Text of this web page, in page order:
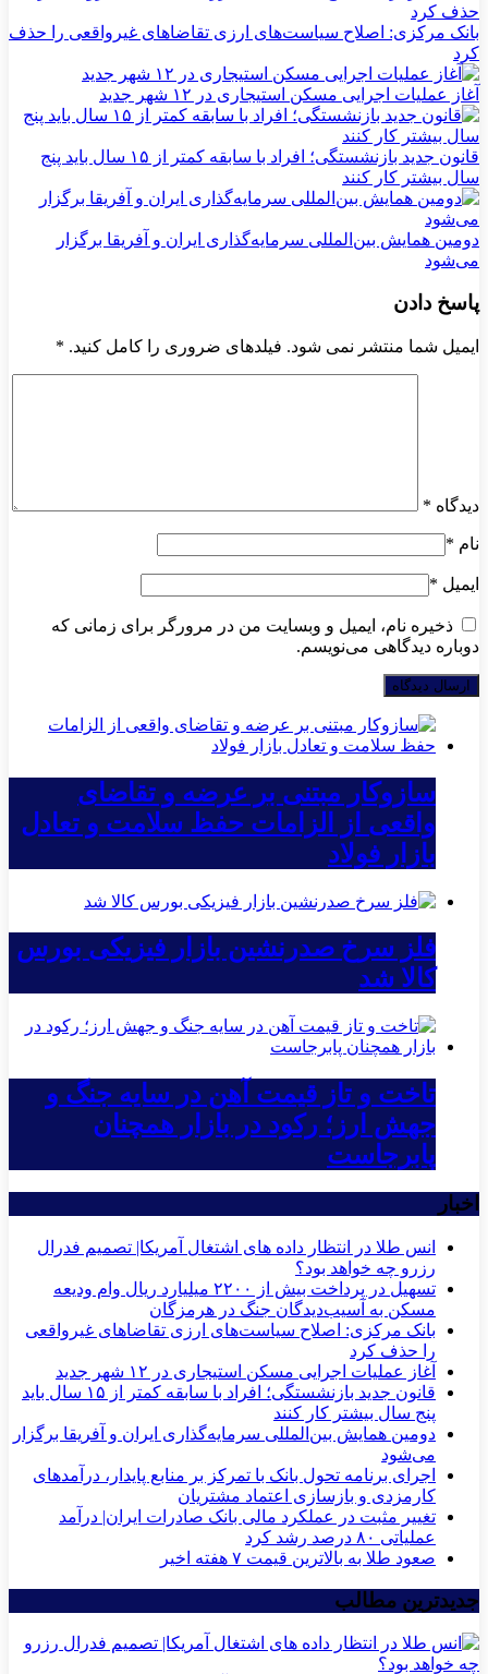
بانک مرکزی: اصلاح سیاست‌های ارزی تقاضاهای غیرواقعی را حذف
کرد
آغاز عملیات اجرایی مسکن استیجاری در ۱۲ شهر جدید
قانون جدید بازنشستگی؛ افراد با سابقه کمتر از ۱۵ سال باید پنج
سال بیشتر کار کنند
دومین همایش بین‌المللی سرمایه‌گذاری ایران و آفریقا برگزار
می‌شود
پاسخ دادن
ایمیل شما منتشر نمی شود. فیلدهای ضروری را کامل کنید. *
دیدگاه *
نام *
ایمیل *
ذخیره نام، ایمیل و وبسایت من در مرورگر برای زمانی که
دوباره دیدگاهی می‌نویسم.
سازوکار مبتنی بر عرضه و تقاضای
واقعی از الزامات حفظ سلامت و تعادل
بازار فولاد
فلز سرخ صدرنشین بازار فیزیکی بورس
کالا شد
تاخت و تاز قیمت آهن در سایه جنگ و
جهش ارز؛ رکود در بازار همچنان
پابرجاست
اخبار
انس طلا در انتظار داده های اشتغال آمریکا| تصمیم فدرال
رزرو چه خواهد بود؟
تسهیل در پرداخت بیش از ۲۲۰۰ میلیارد ریال وام ودیعه
مسکن به آسیب‌دیدگان جنگ در هرمزگان
بانک مرکزی: اصلاح سیاست‌های ارزی تقاضاهای غیرواقعی
را حذف کرد
آغاز عملیات اجرایی مسکن استیجاری در ۱۲ شهر جدید
قانون جدید بازنشستگی؛ افراد با سابقه کمتر از ۱۵ سال باید
پنج سال بیشتر کار کنند
دومین همایش بین‌المللی سرمایه‌گذاری ایران و آفریقا برگزار
می‌شود
اجرای برنامه تحول بانک با تمرکز بر منابع پایدار، درآمدهای
کارمزدی و بازسازی اعتماد مشتریان
تغییر مثبت در عملکرد مالی بانک صادرات ایران| درآمد
عملیاتی ۸۰ درصد رشد کرد
صعود طلا به بالاترین قیمت ۷ هفته اخیر
جدیدترین مطالب